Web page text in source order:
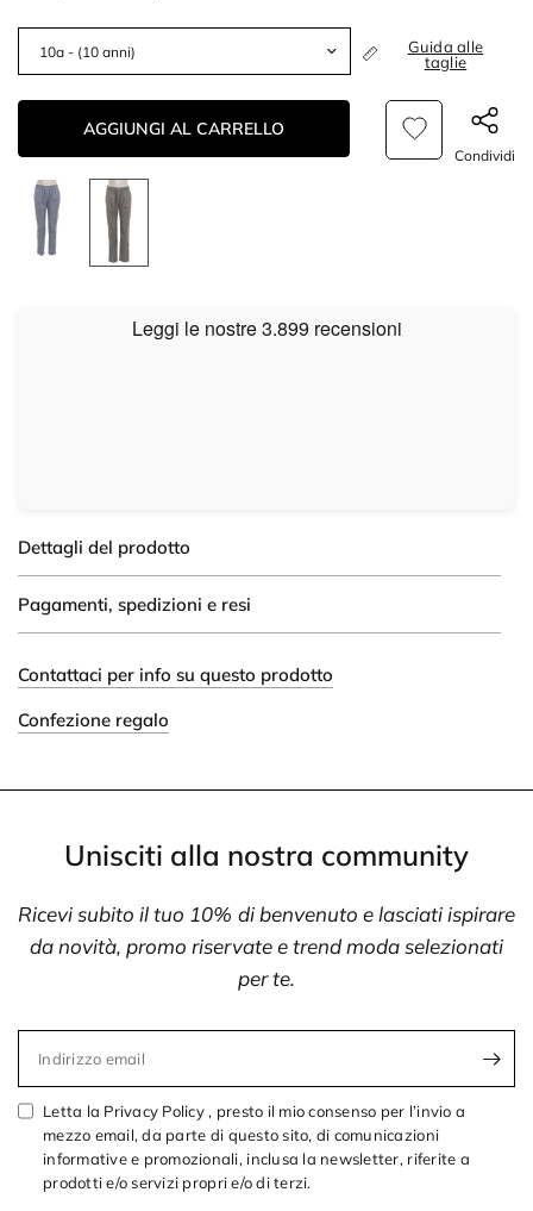
Guida alle
taglie
AGGIUNGI AL CARRELLO
Condividi
Dettagli del prodotto
Pagamenti, spedizioni e resi
Contattaci per info su questo prodotto
Confezione regalo
Unisciti alla nostra community
Ricevi subito il tuo 10% di benvenuto e lasciati ispirare
da novità, promo riservate e trend moda selezionati
per te.
Indirizzo email
Letta la Privacy Policy , presto il mio consenso per l’invio a
mezzo email, da parte di questo sito, di comunicazioni
informative e promozionali, inclusa la newsletter, riferite a
prodotti e/o servizi propri e/o di terzi.